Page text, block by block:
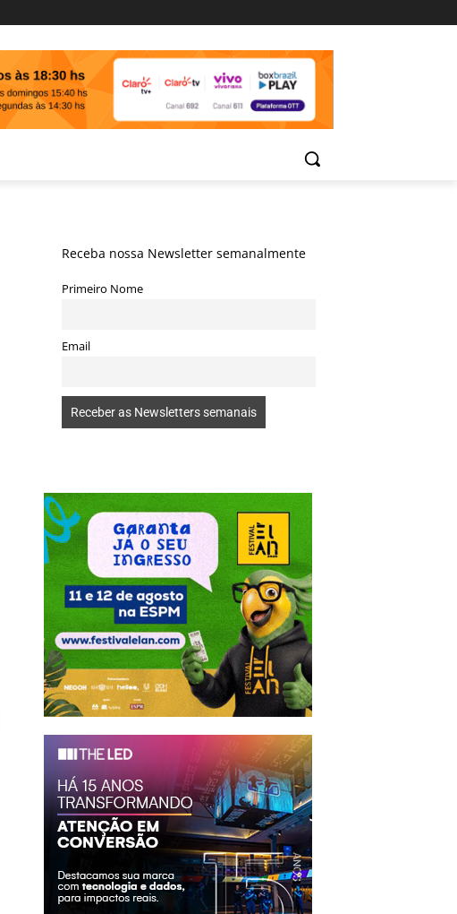
Receba nossa Newsletter semanalmente
Primeiro Nome
Email